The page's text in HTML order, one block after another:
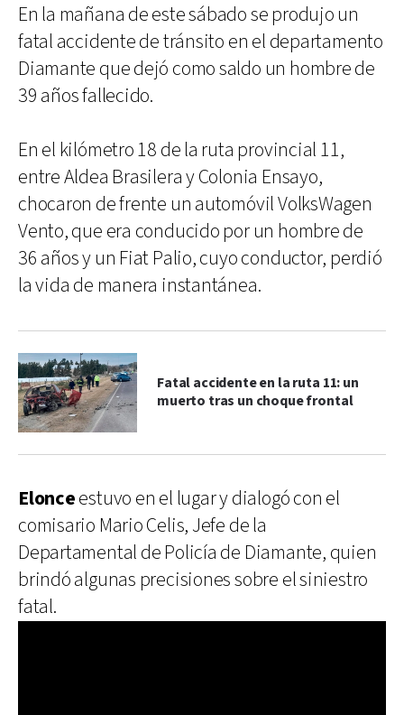
En la mañana de este sábado se produjo un
fatal accidente de tránsito en el departamento
Diamante que dejó como saldo un hombre de
39 años fallecido.
En el kilómetro 18 de la ruta provincial 11,
entre Aldea Brasilera y Colonia Ensayo,
chocaron de frente un automóvil VolksWagen
Vento, que era conducido por un hombre de
36 años y un Fiat Palio, cuyo conductor, perdió
la vida de manera instantánea.
Fatal accidente en la ruta 11: un
muerto tras un choque frontal
Elonceestuvo en el lugar y dialogó con el
comisario Mario Celis, Jefe de la
Departamental de Policía de Diamante, quien
brindó algunas precisiones sobre el siniestro
fatal.